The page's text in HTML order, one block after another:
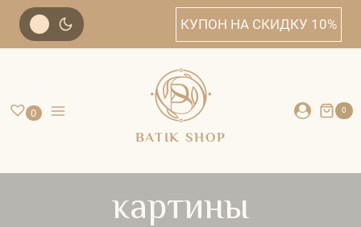
Перейти
содержанию
КУПОН НА СКИДКУ 10%
0
BATIK SHOP
0
картины